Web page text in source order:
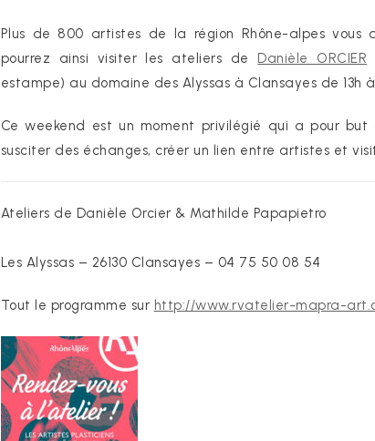
Plus de 800 artistes de la région Rhône-alpes vous
pourrez ainsi visiter les ateliers de Danièle ORCIER
estampe) au domaine des Alyssas à Clansayes de 13h à
Ce weekend est un moment privilégié qui a pour but
susciter des échanges, créer un lien entre artistes et
Ateliers de Danièle Orcier & Mathilde Papapietro
Les Alyssas – 26130 Clansayes – 04 75 50 08 54
Tout le programme sur http://www.rvatelier-mapra-